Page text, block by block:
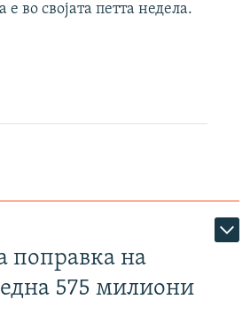
е во својата петта недела.
поправка на
575 милиони